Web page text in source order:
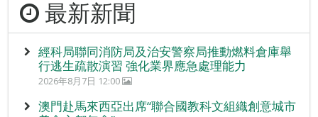
最新新聞
經科局聯同消防局及治安警察局推動燃料倉庫舉
行逃生疏散演習 強化業界應急處理能力
2026年8月7日 12:00
澳門赴馬來西亞出席“聯合國教科文組織創意城市